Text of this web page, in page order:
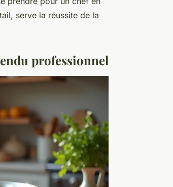
serve la réussite de la
professionnel